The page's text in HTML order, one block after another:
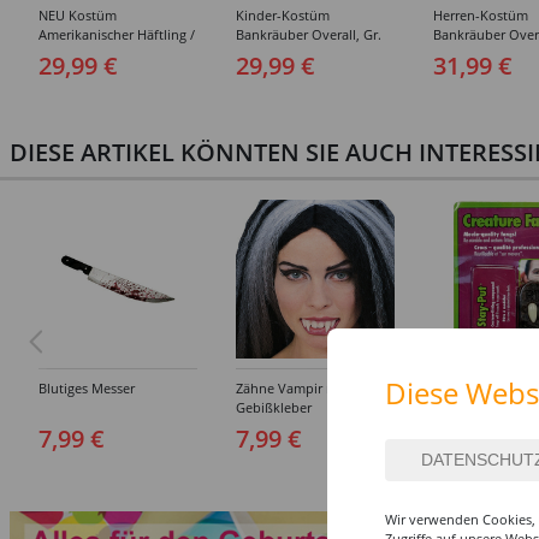
NEU Kostüm
Amerikanischer Häftling /
Sträfling, Overall, Orange
- verschiedene Größen
29,99 €
Kinder-Kostüm
Bankräuber Overall, Gr.
152-164
29,99 €
Herren-Kostüm
Bankräuber
190 cm
31,99 €
DIESE ARTIKEL KÖNNTEN SIE AUCH
Blutiges Messer
7,99 €
Zähne Vampir mit
Gebißkleber
7,99 €
Draculas
Dental Qualität
Diese
Wir verwenden